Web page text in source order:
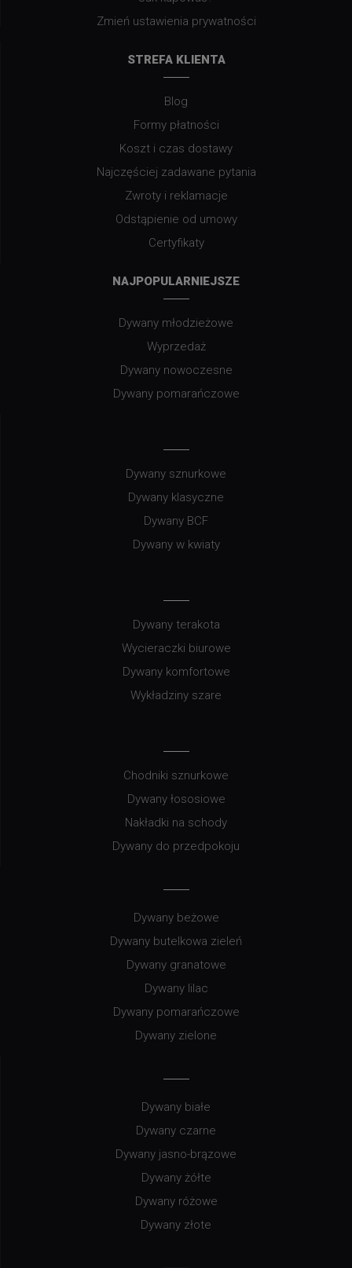
Zmień ustawienia prywatności
STREFA KLIENTA
Blog
Formy płatności
Koszt i czas dostawy
Najczęściej zadawane pytania
Zwroty i reklamacje
Odstąpienie od umowy
Certyfikaty
NAJPOPULARNIEJSZE
Dywany młodzieżowe
Wyprzedaż
Dywany nowoczesne
Dywany pomarańczowe
Dywany sznurkowe
Dywany klasyczne
Dywany BCF
Dywany w kwiaty
Dywany terakota
Wycieraczki biurowe
Dywany komfortowe
Wykładziny szare
Chodniki sznurkowe
Dywany łososiowe
Nakładki na schody
Dywany do przedpokoju
Dywany beżowe
Dywany butelkowa zieleń
Dywany granatowe
Dywany lilac
Dywany pomarańczowe
Dywany zielone
Dywany białe
Dywany czarne
Dywany jasno-brązowe
Dywany żółte
Dywany różowe
Dywany złote